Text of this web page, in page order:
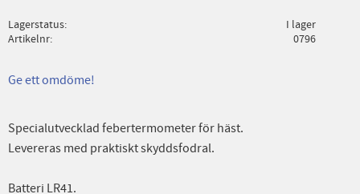
Lagerstatus
I lager
Artikelnr
0796
Ge ett omdöme!
Specialutvecklad febertermometer för häst.
Levereras med praktiskt skyddsfodral.
Batteri LR41.